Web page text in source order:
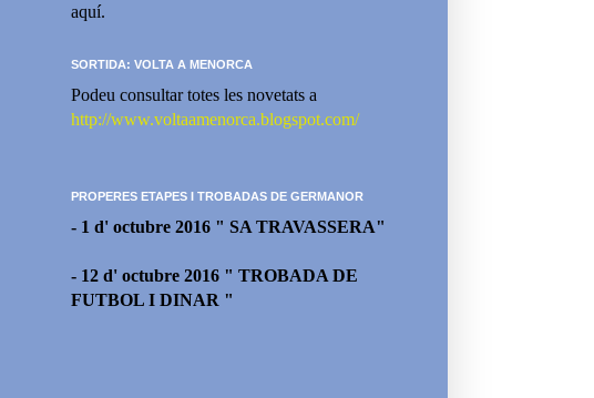
aquí.
SORTIDA: VOLTA A MENORCA
Podeu consultar totes les novetats a
http://www.voltaamenorca.blogspot.com/
PROPERES ETAPES I TROBADAS DE GERMANOR
- 1 d' octubre 2016 " SA TRAVASSERA"
- 12 d' octubre 2016 " TROBADA DE
FUTBOL I DINAR "